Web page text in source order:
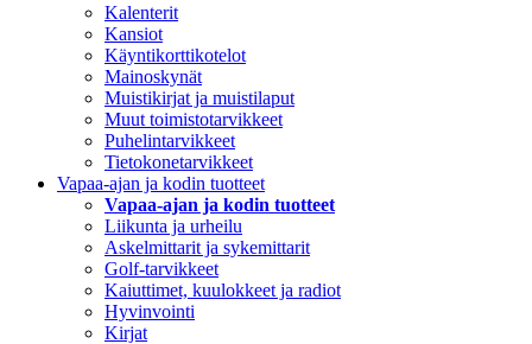
Kalenterit
Kansiot
Käyntikorttikotelot
Mainoskynät
Muistikirjat ja muistilaput
Muut toimistotarvikkeet
Puhelintarvikkeet
Tietokonetarvikkeet
Vapaa-ajan ja kodin tuotteet
Vapaa-ajan ja kodin tuotteet
Liikunta ja urheilu
Askelmittarit ja sykemittarit
Golf-tarvikkeet
Kaiuttimet, kuulokkeet ja radiot
Hyvinvointi
Kirjat